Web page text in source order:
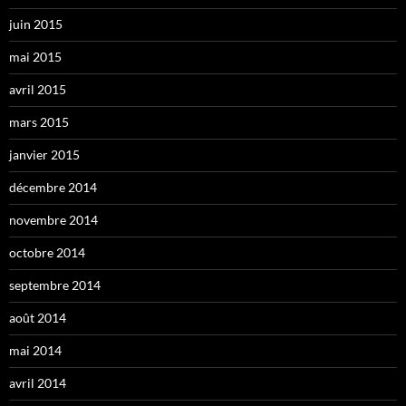
juin 2015
mai 2015
avril 2015
mars 2015
janvier 2015
décembre 2014
novembre 2014
octobre 2014
septembre 2014
août 2014
mai 2014
avril 2014